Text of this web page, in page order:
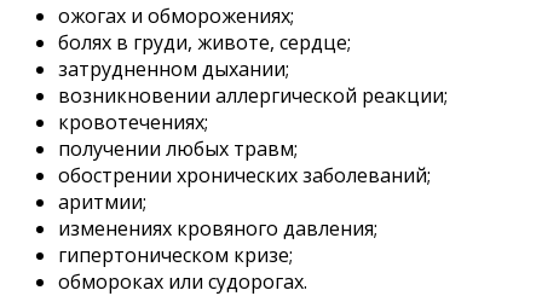
ожогах и обморожениях;
болях в груди, животе, сердце;
затрудненном дыхании;
возникновении аллергической реакции;
кровотечениях;
получении любых травм;
обострении хронических заболеваний;
аритмии;
изменениях кровяного давления;
гипертоническом кризе;
обмороках или судорогах.